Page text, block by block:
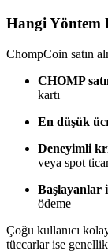
Kopya
Hangi Yöntem
ChompCoin satın
CHOMP
kartı
En düşük
Deneyimli
veya spot
Başlayanlar
ödeme
Çoğu kullanıcı
tüccarlar ise